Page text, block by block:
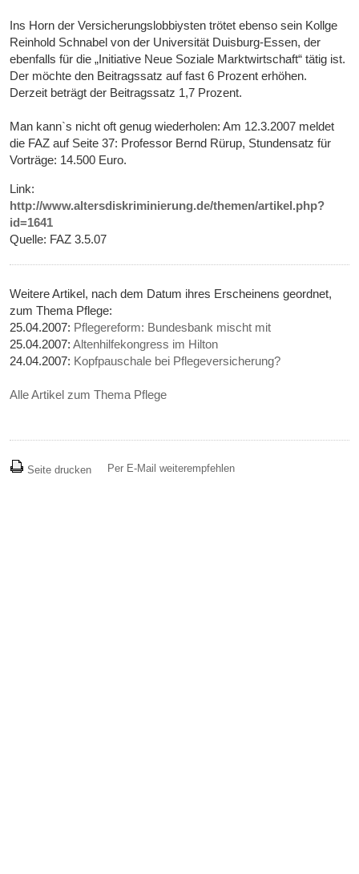
Ins Horn der Versicherungslobbiysten trötet ebenso sein Kollge
Reinhold Schnabel von der Universität Duisburg-Essen, der
ebenfalls für die „Initiative Neue Soziale Marktwirtschaft“ tätig ist.
Der möchte den Beitragssatz auf fast 6 Prozent erhöhen.
Derzeit beträgt der Beitragssatz 1,7 Prozent.
Man kann`s nicht oft genug wiederholen: Am 12.3.2007 meldet
die FAZ auf Seite 37: Professor Bernd Rürup, Stundensatz für
Vorträge: 14.500 Euro.
Link:
http://www.altersdiskriminierung.de/themen/artikel.php?
id=1641
Quelle: FAZ 3.5.07
Weitere Artikel, nach dem Datum ihres Erscheinens geordnet,
zum Thema Pflege:
25.04.2007: Pflegereform: Bundesbank mischt mit
25.04.2007:Altenhilfekongress im Hilton
24.04.2007: Kopfpauschale bei Pflegeversicherung?
Alle Artikel zum Thema Pflege
Seite drucken Per E-Mail weiterempfehlen